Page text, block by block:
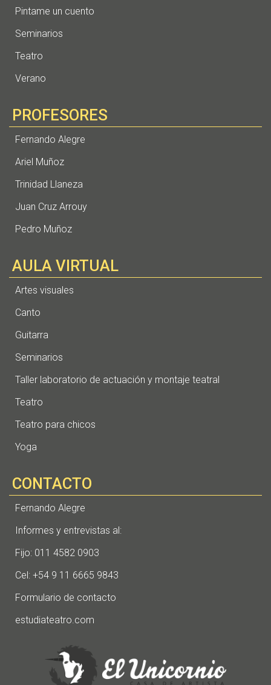
Pintame un cuento
Seminarios
Teatro
Verano
PROFESORES
Fernando Alegre
Ariel Muñoz
Trinidad Llaneza
Juan Cruz Arrouy
Pedro Muñoz
AULA VIRTUAL
Artes visuales
Canto
Guitarra
Seminarios
Taller laboratorio de actuación y montaje teatral
Teatro
Teatro para chicos
Yoga
CONTACTO
Fernando Alegre
Informes y entrevistas al:
Fijo: 011 4582 0903
Cel: +54 9 11 6665 9843
Formulario de contacto
estudiateatro.com